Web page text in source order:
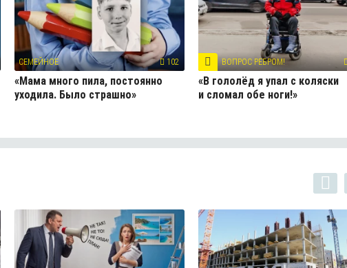
СЕМЕЙНОЕ 102
«Мама много пила, постоянно
уходила. Было страшно»
ВОПРОС РЕБРОМ!
«В гололёд я упал с коляски
и сломал обе ноги!»